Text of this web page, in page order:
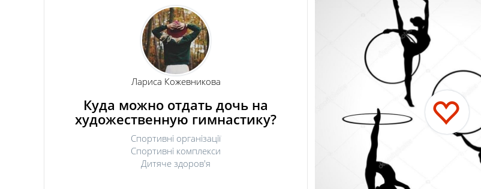
Лариса Кожевникова
Куда можно отдать дочь на
художественную гимнастику?
Спортивні організації
Спортивні комплекси
Дитяче здоров'я